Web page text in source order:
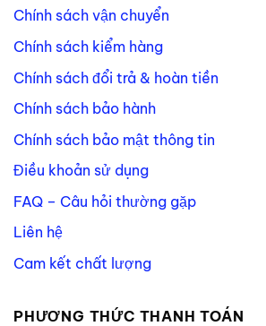
Chính sách vận chuyển
Chính sách kiểm hàng
Chính sách đổi trả & hoàn tiền
Chính sách bảo hành
Chính sách bảo mật thông tin
Điều khoản sử dụng
FAQ – Câu hỏi thường gặp
Liên hệ
Cam kết chất lượng
PHƯƠNG THỨC THANH TOÁN